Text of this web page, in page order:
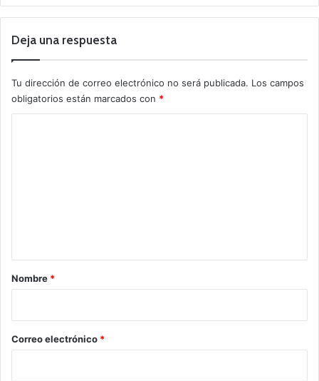
Deja una respuesta
Tu dirección de correo electrónico no será publicada. Los campos
obligatorios están marcados con *
r
*
Nombre *
Correo electrónico *